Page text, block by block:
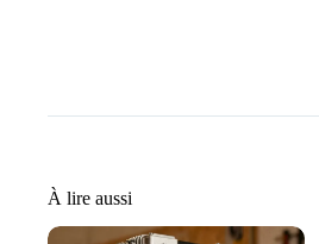
À lire aussi